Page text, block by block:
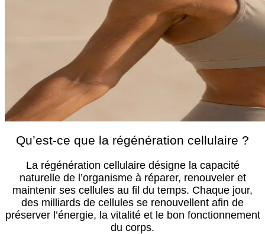
Qu’est-ce que la régénération cellulaire ?
La régénération cellulaire désigne la capacité
naturelle de l’organisme à réparer, renouveler et
maintenir ses cellules au fil du temps. Chaque jour,
des milliards de cellules se renouvellent afin de
préserver l’énergie, la vitalité et le bon fonctionnement
du corps.